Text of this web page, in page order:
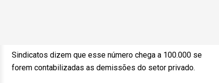
Sindicatos dizem que esse número chega a 100.000 se
forem contabilizadas as demissões do setor privado.